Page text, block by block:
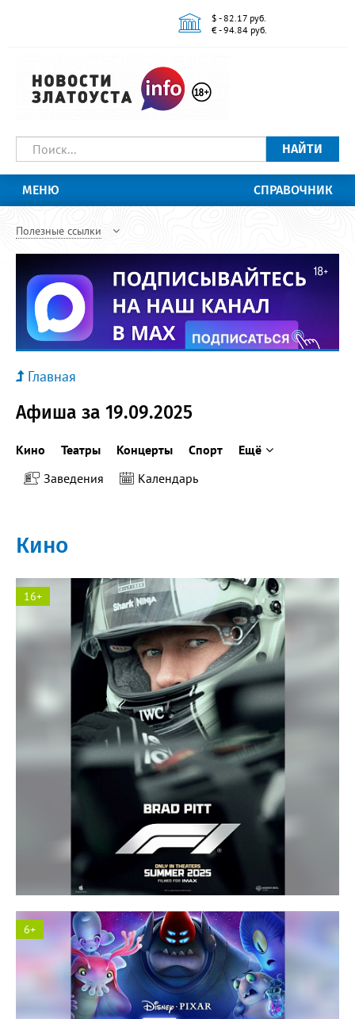
$ - 82.17 руб.
€ - 94.84 руб.
НАЙТИ
МЕНЮ СПРАВОЧНИК
Полезные ссылки
Главная
Афиша за 19.09.2025
Кино Театры Концерты Спорт
Ещё
Заведения
Календарь
Кино
16+
Космос кинотеатр
6+